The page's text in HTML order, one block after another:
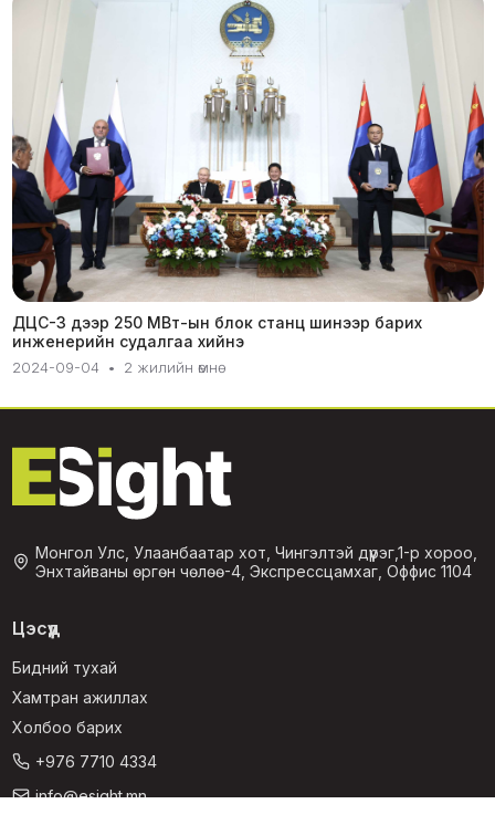
ДЦС-3 дээр 250 МВт-ын блок станц шинээр барих
инженерийн судалгаа хийнэ
2024-09-04 • 2 жилийн өмнө
Монгол Улс, Улаанбаатар хот, Чингэлтэй дүүрэг,1-р хороо,
Энхтайваны өргөн чөлөө-4, Экспрессцамхаг, Оффис 1104
Цэсүүд
Бидний тухай
Хамтран ажиллах
Холбоо барих
+976 7710 4334
info@esight.mn